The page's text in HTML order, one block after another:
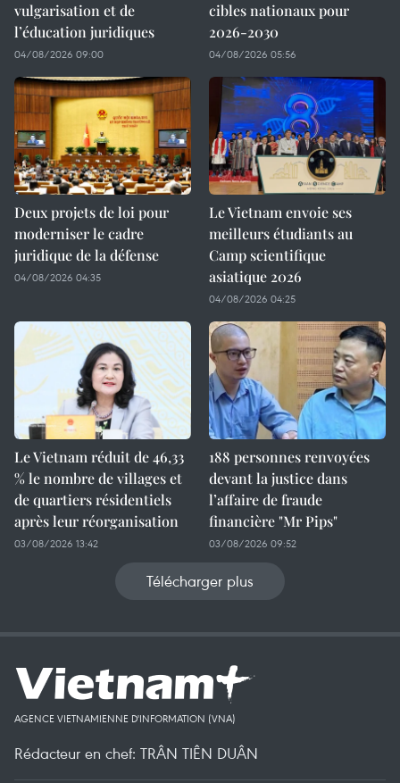
vulgarisation et de
l’éducation juridiques
04/08/2026 09:00
cibles nationaux pour
2026-2030
04/08/2026 05:56
Deux projets de loi pour
moderniser le cadre
juridique de la défense
04/08/2026 04:35
Le Vietnam envoie ses
meilleurs étudiants au
Camp scientifique
asiatique 2026
04/08/2026 04:25
Le Vietnam réduit de 46,33
% le nombre de villages et
de quartiers résidentiels
après leur réorganisation
03/08/2026 13:42
188 personnes renvoyées
devant la justice dans
l’affaire de fraude
financière "Mr Pips"
03/08/2026 09:52
Télécharger plus
AGENCE VIETNAMIENNE D'INFORMATION (VNA)
Rédacteur en chef: TRÂN TIÊN DUÂN